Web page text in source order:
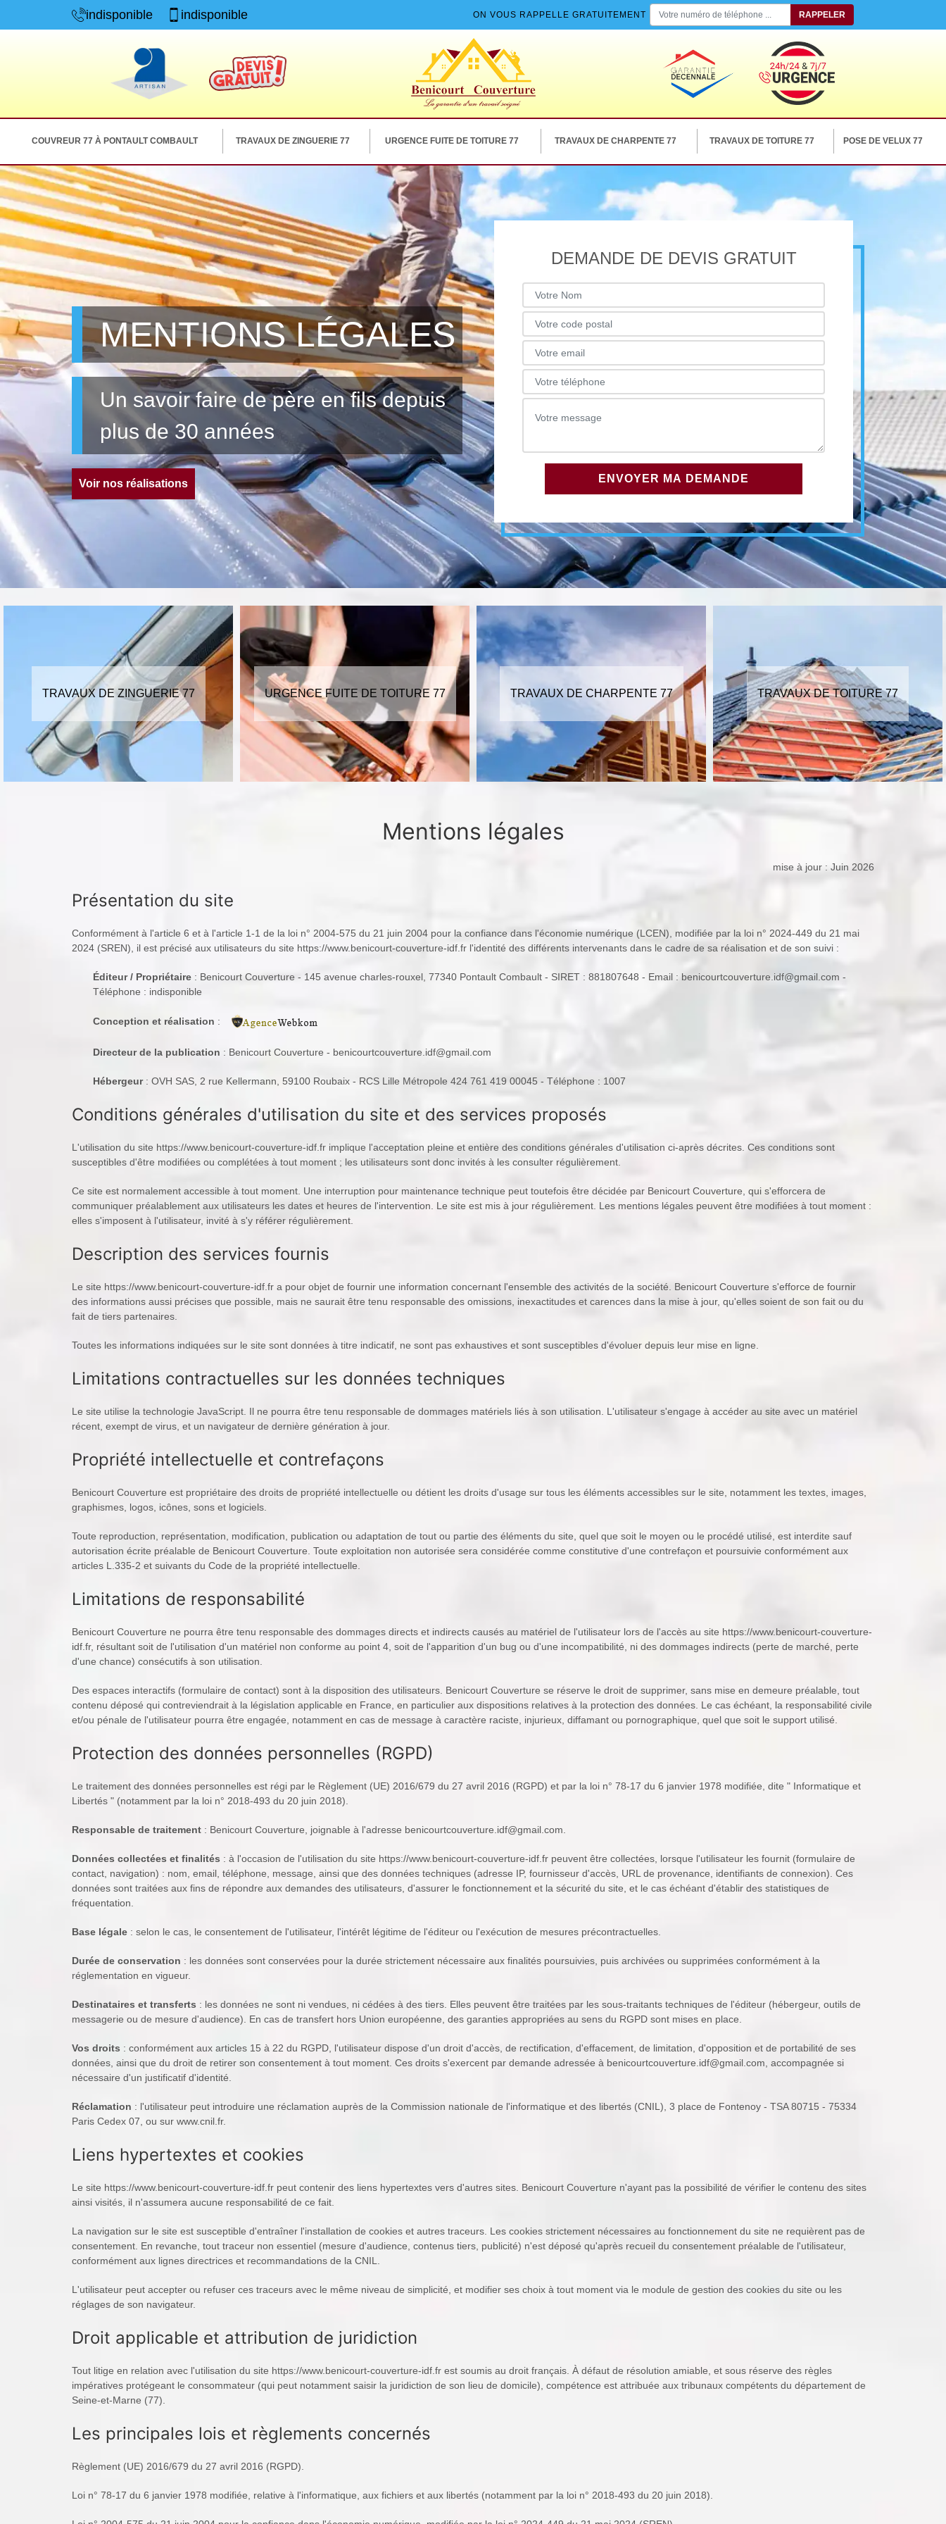
indisponible indisponible ON VOUS RAPPELLE GRATUITEMENT
COUVREUR 77 À PONTAULT COMBAULT TRAVAUX DE ZINGUERIE 77 URGENCE FUITE DE TOITURE 77 TRAVAUX DE CHARPENTE 77 TRAVAUX DE TOITURE 77 POSE DE VELUX 77
MENTIONS LÉGALES
Un savoir faire de père en fils depuis
plus de 30 années
Voir nos réalisations
DEMANDE DE DEVIS GRATUIT
URGENCE FUITE DE TOITURE 77 TRAVAUX DE CHARPENTE 77 TRAVAUX DE TOITURE 77 POSE DE VELUX 77
Mentions légales
mise à jour : Juin 2026
Présentation du site
Conformément à l'article 6 et à l'article 1-1 de la loi n° 2004-575 du 21 juin 2004 pour la confiance dans l'économie numérique (LCEN), modifiée par la loi n° 2024-449 du 21 mai
2024 (SREN), il est précisé aux utilisateurs du site https://www.benicourt-couverture-idf.fr l'identité des différents intervenants dans le cadre de sa réalisation et de son suivi :
Éditeur / Propriétaire : Benicourt Couverture - 145 avenue charles-rouxel, 77340 Pontault Combault - SIRET : 881807648 - Email : benicourtcouverture.idf@gmail.com -
Téléphone : indisponible
Conception et réalisation :
Directeur de la publication : Benicourt Couverture - benicourtcouverture.idf@gmail.com
Hébergeur: OVH SAS, 2 rue Kellermann, 59100 Roubaix - RCS Lille Métropole 424 761 419 00045 - Téléphone : 1007
Conditions générales d'utilisation du site et des services proposés
L'utilisation du site https://www.benicourt-couverture-idf.fr implique l'acceptation pleine et entière des conditions générales d'utilisation ci-après décrites. Ces conditions sont
susceptibles d'être modifiées ou complétées à tout moment ; les utilisateurs sont donc invités à les consulter régulièrement.
Ce site est normalement accessible à tout moment. Une interruption pour maintenance technique peut toutefois être décidée par Benicourt Couverture, qui s'efforcera de
communiquer préalablement aux utilisateurs les dates et heures de l'intervention. Le site est mis à jour régulièrement. Les mentions légales peuvent être modifiées à tout moment :
elles s'imposent à l'utilisateur, invité à s'y référer régulièrement.
Description des services fournis
Le site https://www.benicourt-couverture-idf.fr a pour objet de fournir une information concernant l'ensemble des activités de la société. Benicourt Couverture s'efforce de fournir
des informations aussi précises que possible, mais ne saurait être tenu responsable des omissions, inexactitudes et carences dans la mise à jour, qu'elles soient de son fait ou du
fait de tiers partenaires.
Toutes les informations indiquées sur le site sont données à titre indicatif, ne sont pas exhaustives et sont susceptibles d'évoluer depuis leur mise en ligne.
Limitations contractuelles sur les données techniques
Le site utilise la technologie JavaScript. Il ne pourra être tenu responsable de dommages matériels liés à son utilisation. L'utilisateur s'engage à accéder au site avec un matériel
récent, exempt de virus, et un navigateur de dernière génération à jour.
Propriété intellectuelle et contrefaçons
Benicourt Couverture est propriétaire des droits de propriété intellectuelle ou détient les droits d'usage sur tous les éléments accessibles sur le site, notamment les textes, images,
graphismes, logos, icônes, sons et logiciels.
Toute reproduction, représentation, modification, publication ou adaptation de tout ou partie des éléments du site, quel que soit le moyen ou le procédé utilisé, est interdite sauf
autorisation écrite préalable de Benicourt Couverture. Toute exploitation non autorisée sera considérée comme constitutive d'une contrefaçon et poursuivie conformément aux
articles L.335-2 et suivants du Code de la propriété intellectuelle.
Limitations de responsabilité
Benicourt Couverture ne pourra être tenu responsable des dommages directs et indirects causés au matériel de l'utilisateur lors de l'accès au site https://www.benicourt-couverture-
idf.fr, résultant soit de l'utilisation d'un matériel non conforme au point 4, soit de l'apparition d'un bug ou d'une incompatibilité, ni des dommages indirects (perte de marché, perte
d'une chance) consécutifs à son utilisation.
Des espaces interactifs (formulaire de contact) sont à la disposition des utilisateurs. Benicourt Couverture se réserve le droit de supprimer, sans mise en demeure préalable, tout
contenu déposé qui contreviendrait à la législation applicable en France, en particulier aux dispositions relatives à la protection des données. Le cas échéant, la responsabilité civile
et/ou pénale de l'utilisateur pourra être engagée, notamment en cas de message à caractère raciste, injurieux, diffamant ou pornographique, quel que soit le support utilisé.
Protection des données personnelles (RGPD)
Le traitement des données personnelles est régi par le Règlement (UE) 2016/679 du 27 avril 2016 (RGPD) et par la loi n° 78-17 du 6 janvier 1978 modifiée, dite " Informatique et
Libertés " (notamment par la loi n° 2018-493 du 20 juin 2018).
Responsable de traitement : Benicourt Couverture, joignable à l'adresse benicourtcouverture.idf@gmail.com.
Données collectées et finalités : à l'occasion de l'utilisation du site https://www.benicourt-couverture-idf.fr peuvent être collectées, lorsque l'utilisateur les fournit (formulaire de
contact, navigation) : nom, email, téléphone, message, ainsi que des données techniques (adresse IP, fournisseur d'accès, URL de provenance, identifiants de connexion). Ces
données sont traitées aux fins de répondre aux demandes des utilisateurs, d'assurer le fonctionnement et la sécurité du site, et le cas échéant d'établir des statistiques de
fréquentation.
Base légale : selon le cas, le consentement de l'utilisateur, l'intérêt légitime de l'éditeur ou l'exécution de mesures précontractuelles.
Durée de conservation : les données sont conservées pour la durée strictement nécessaire aux finalités poursuivies, puis archivées ou supprimées conformément à la
réglementation en vigueur.
Destinataires et transferts : les données ne sont ni vendues, ni cédées à des tiers. Elles peuvent être traitées par les sous-traitants techniques de l'éditeur (hébergeur, outils de
messagerie ou de mesure d'audience). En cas de transfert hors Union européenne, des garanties appropriées au sens du RGPD sont mises en place.
Vos droits : conformément aux articles 15 à 22 du RGPD, l'utilisateur dispose d'un droit d'accès, de rectification, d'effacement, de limitation, d'opposition et de portabilité de ses
données, ainsi que du droit de retirer son consentement à tout moment. Ces droits s'exercent par demande adressée à benicourtcouverture.idf@gmail.com, accompagnée si
nécessaire d'un justificatif d'identité.
Réclamation : l'utilisateur peut introduire une réclamation auprès de la Commission nationale de l'informatique et des libertés (CNIL), 3 place de Fontenoy - TSA 80715 - 75334
Paris Cedex 07, ou sur www.cnil.fr.
Liens hypertextes et cookies
Le site https://www.benicourt-couverture-idf.fr peut contenir des liens hypertextes vers d'autres sites. Benicourt Couverture n'ayant pas la possibilité de vérifier le contenu des sites
ainsi visités, il n'assumera aucune responsabilité de ce fait.
La navigation sur le site est susceptible d'entraîner l'installation de cookies et autres traceurs. Les cookies strictement nécessaires au fonctionnement du site ne requièrent pas de
consentement. En revanche, tout traceur non essentiel (mesure d'audience, contenus tiers, publicité) n'est déposé qu'après recueil du consentement préalable de l'utilisateur,
conformément aux lignes directrices et recommandations de la CNIL.
L'utilisateur peut accepter ou refuser ces traceurs avec le même niveau de simplicité, et modifier ses choix à tout moment via le module de gestion des cookies du site ou les
réglages de son navigateur.
Droit applicable et attribution de juridiction
Tout litige en relation avec l'utilisation du site https://www.benicourt-couverture-idf.fr est soumis au droit français. À défaut de résolution amiable, et sous réserve des règles
impératives protégeant le consommateur (qui peut notamment saisir la juridiction de son lieu de domicile), compétence est attribuée aux tribunaux compétents du département de
Seine-et-Marne (77).
Les principales lois et règlements concernés
Règlement (UE) 2016/679 du 27 avril 2016 (RGPD).
Loi n° 78-17 du 6 janvier 1978 modifiée, relative à l'informatique, aux fichiers et aux libertés (notamment par la loi n° 2018-493 du 20 juin 2018).